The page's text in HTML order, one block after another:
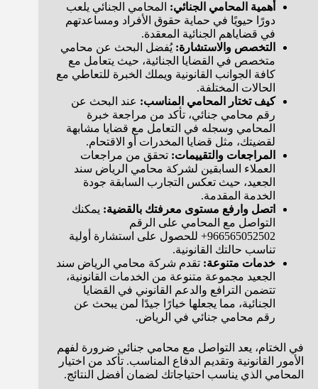
أهمية المحامي الجنائي: المحامي الجنائي يلعب
دورًا حيويًا في حماية حقوق الأفراد ومساعدتهم
في قضاياهم الجنائية المعقدة.
التخصص والاستشارة: يُفضل البحث عن محامي
متخصص في القضايا الجنائية، حيث يتعامل مع
كافة الجوانب القانونية ويملك الخبرة للتعاطي مع
الحالات المختلفة.
كيف تختار المحامي المناسب: عند البحث عن
رقم محامي جنائي، تأكد من مراجعة خبرة
المحامي وسجله في التعامل مع قضايا مشابهة
لقضيتك، مثل قضايا المخدرات أو الاقتحام.
المراجعات والتقييمات: تحقق من مراجعات
العملاء السابقين لشركة محامي الرياض سند
الجعيد، حيث تعكس التجارب السابقة جودة
الخدمة المقدمة.
اتصل وارفع مستوى معرفتك بالقضية: يمكنك
التواصل مع المحامي على الرقم
966565052502+ للحصول على استشارة أولية
تناسب حالتك القانونية.
خدمات متنوعة: تقدم شركة محامي الرياض سند
الجعيد مجموعة متنوعة من الخدمات القانونية،
تتضمن الترافع والدعم القانوني في القضايا
الجنائية، مما يجعلها خيارًا جيدًا لمن يبحث عن
رقم محامي جنائي في الرياض.
في الختام، يعد التواصل مع محامي جنائي ضرورة لفهم
الأمور القانونية وتقديم الدفاع المناسب. تأكد من اختيار
المحامي الذي يناسب احتياجاتك لضمان أفضل النتائج.